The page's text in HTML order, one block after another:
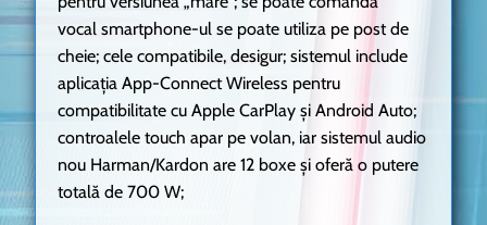
vocal smartphone-ul se poate utiliza pe post de
cheie; cele compatibile, desigur; sistemul include
aplicația App-Connect Wireless pentru
compatibilitate cu Apple CarPlay și Android Auto;
controalele touch apar pe volan, iar sistemul audio
nou Harman/Kardon are 12 boxe și oferă o putere
totală de 700 W;